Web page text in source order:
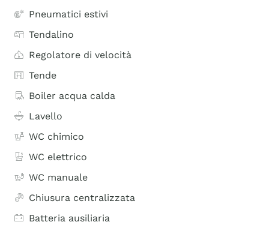
Pneumatici estivi
Tendalino
Regolatore di velocità
Tende
Boiler acqua calda
Lavello
WC chimico
WC elettrico
WC manuale
Chiusura centralizzata
Batteria ausiliaria